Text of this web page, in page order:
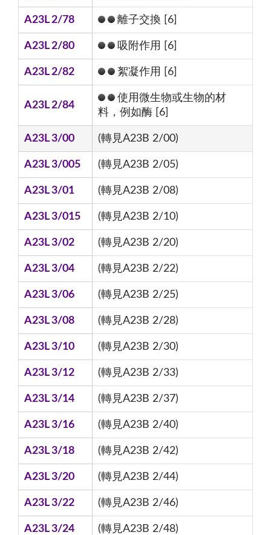
A23L 2/78 離子交換 [6]
A23L 2/80 吸附作用 [6]
A23L 2/82 絮凝作用 [6]
A23L 2/84
使用微生物或生物的材
料，例如酶 [6]
A23L 3/00 (轉見A23B 2/00)
A23L 3/005 (轉見A23B 2/05)
A23L 3/01 (轉見A23B 2/08)
A23L 3/015 (轉見A23B 2/10)
A23L 3/02 (轉見A23B 2/20)
A23L 3/04 (轉見A23B 2/22)
A23L 3/06 (轉見A23B 2/25)
A23L 3/08 (轉見A23B 2/28)
A23L 3/10 (轉見A23B 2/30)
A23L 3/12 (轉見A23B 2/33)
A23L 3/14 (轉見A23B 2/37)
A23L 3/16 (轉見A23B 2/40)
A23L 3/18 (轉見A23B 2/42)
A23L 3/20 (轉見A23B 2/44)
A23L 3/22 (轉見A23B 2/46)
A23L 3/24 (轉見A23B 2/48)